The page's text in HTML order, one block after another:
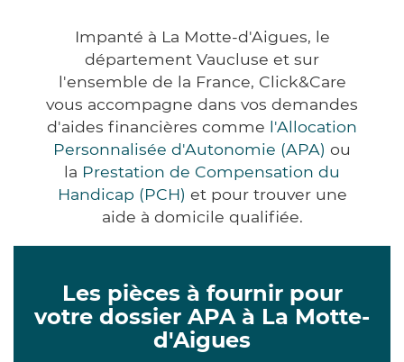
Impanté à La Motte-d'Aigues, le
département Vaucluse et sur
l'ensemble de la France, Click&Care
vous accompagne dans vos demandes
d'aides financières comme l'Allocation
Personnalisée d'Autonomie (APA) ou
la Prestation de Compensation du
Handicap (PCH) et pour trouver une
aide à domicile qualifiée.
Les pièces à fournir pour
votre dossier APA à La Motte-
d'Aigues